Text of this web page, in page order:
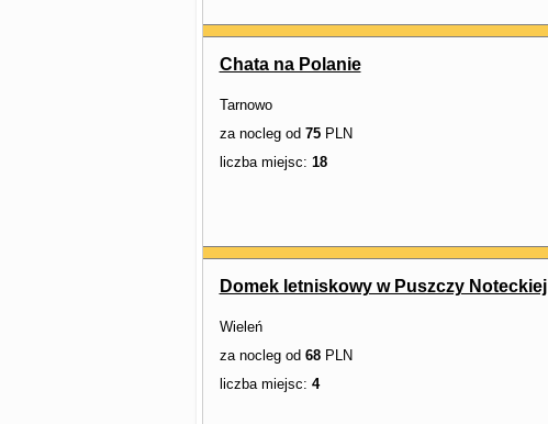
Chata na Polanie
Tarnowo
za nocleg od 75PLN
liczba miejsc: 18
Domek letniskowy w Puszczy Noteckiej
Wieleń
za nocleg od 68PLN
liczba miejsc: 4